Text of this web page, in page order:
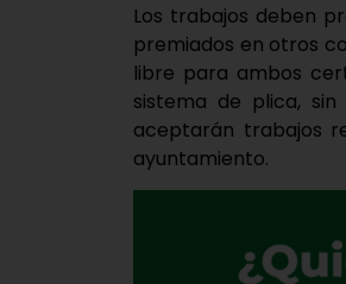
Los trabajos deben
premiados en otros
libre para ambos
sistema de plica,
aceptarán trabajos
ayuntamiento.